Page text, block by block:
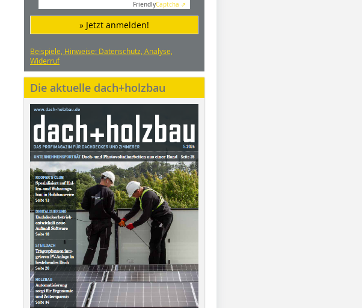
FriendlyCaptcha ⇗
» Jetzt anmelden!
Beispiele, Hinweise: Datenschutz, Analyse,
Widerruf
Die aktuelle dach+holzbau